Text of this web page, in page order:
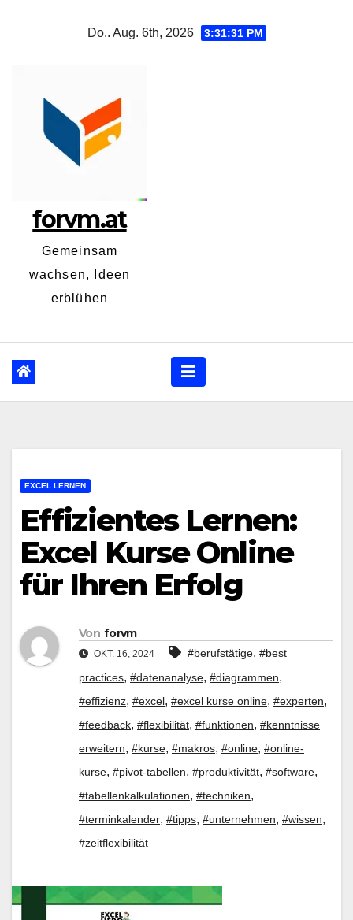
Do.. Aug. 6th, 2026 3:31:32 PM
forvm.at
Gemeinsam
wachsen, Ideen
erblühen
EXCEL LERNEN
Effizientes Lernen:
Excel Kurse Online
für Ihren Erfolg
Von forvm
OKT. 16, 2024 #berufstätige, #best
practices, #datenanalyse, #diagrammen,
#effizienz, #excel, #excel kurse online, #experten,
#feedback, #flexibilität, #funktionen, #kenntnisse
erweitern, #kurse, #makros, #online, #online-
kurse, #pivot-tabellen, #produktivität, #software,
#tabellenkalkulationen, #techniken,
#terminkalender, #tipps, #unternehmen, #wissen,
#zeitflexibilität